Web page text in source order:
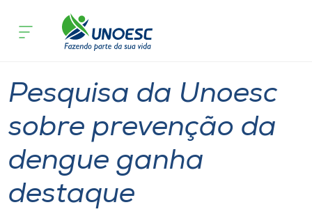
Cursos
Pesquisa
Atendimento ao Estudante
Portal de Ensino
Pesquisa
Pesquisa da Unoesc
sobre prevenção da
dengue ganha
destaque